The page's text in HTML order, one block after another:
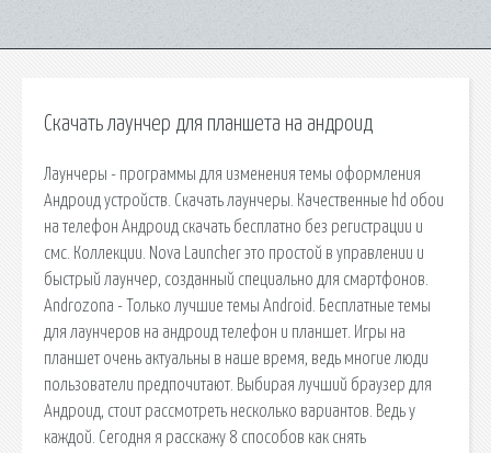
Скачать лаунчер для планшета на андроид
Лаунчеры - программы для изменения темы оформления
Андроид устройств. Скачать лаунчеры. Качественные hd обои
на телефон Андроид скачать бесплатно без регистрации и
смс. Коллекции. Nova Launcher это простой в управлении и
быстрый лаунчер, созданный специально для смартфонов.
Androzona - Только лучшие темы Android. Бесплатные темы
для лаунчеров на андроид телефон и планшет. Игры на
планшет очень актуальны в наше время, ведь многие люди
пользователи предпочитают. Выбирая лучший браузер для
Андроид, стоит рассмотреть несколько вариантов. Ведь у
каждой. Сегодня я расскажу 8 способов как снять